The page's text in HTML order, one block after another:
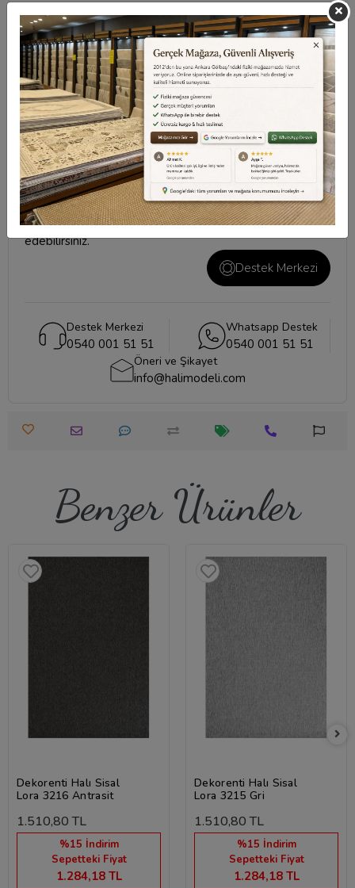
Taksit Seçenekleri
Değerlendirmeler
Destek Merkezi
Aklınızdaki soruların yanıtları ve önemli konuların
cevapları içindestek merkezisayfamızı ziyaret
edebilirsiniz.
Destek Merkezi
Destek Merkezi
0540 001 51 51
Whatsapp Destek
0540 001 51 51
Öneri ve Şikayet
info@halimodeli.com
Benzer Ürünler
Dekorenti Halı Sisal
Lora 3216 Antrasit
1.510,80 TL
%15 İndirim
Sepetteki Fiyat
1.284,18 TL
Dekorenti Halı Sisal
Lora 3215 Gri
1.510,80 TL
%15 İndirim
Sepetteki Fiyat
1.284,18 TL